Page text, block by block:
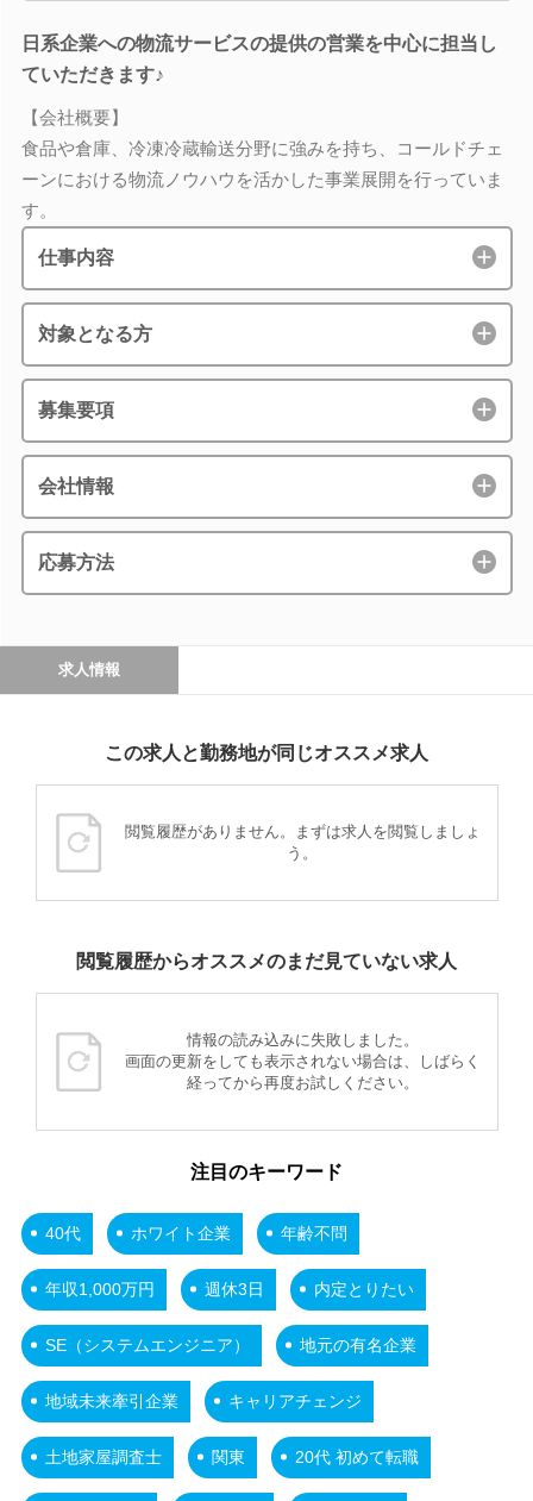
日系企業への物流サービスの提供の営業を中心に担当し
ていただきます♪
【会社概要】
食品や倉庫、冷凍冷蔵輸送分野に強みを持ち、コールドチェ
ーンにおける物流ノウハウを活かした事業展開を行っていま
す。
仕事内容
対象となる方
募集要項
会社情報
応募方法
求人情報
この求人と勤務地が同じオススメ求人
閲覧履歴がありません。まずは求人を閲覧しましょ
う。
閲覧履歴からオススメのまだ見ていない求人
情報の読み込みに失敗しました。
画面の更新をしても表示されない場合は、しばらく
経ってから再度お試しください。
注目のキーワード
40代 ホワイト企業 年齢不問
年収1,000万円 週休3日 内定とりたい
SE（システムエンジニア） 地元の有名企業
地域未来牽引企業 キャリアチェンジ
土地家屋調査士 関東 20代 初めて転職